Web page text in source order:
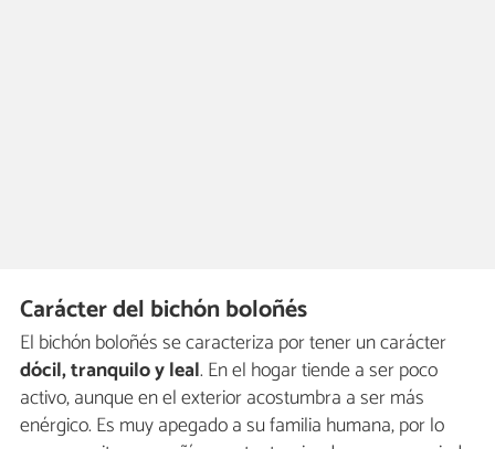
Carácter del bichón boloñés
El bichón boloñés se caracteriza por tener un carácter
dócil, tranquilo y leal. En el hogar tiende a ser poco
activo, aunque en el exterior acostumbra a ser más
enérgico. Es muy apegado a su familia humana, por lo